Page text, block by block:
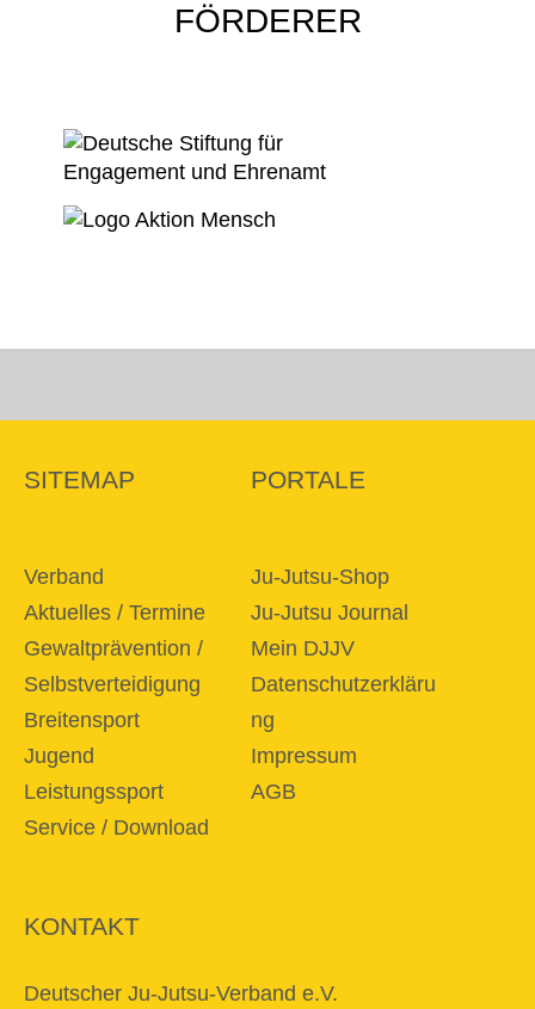
FÖRDERER
SITEMAP
Verband
Aktuelles / Termine
Gewaltprävention /
Selbstverteidigung
Breitensport
Jugend
Leistungssport
Service / Download
PORTALE
Ju-Jutsu-Shop
Ju-Jutsu Journal
Mein DJJV
Datenschutzerkläru
ng
Impressum
AGB
KONTAKT
Deutscher Ju-Jutsu-Verband e.V.